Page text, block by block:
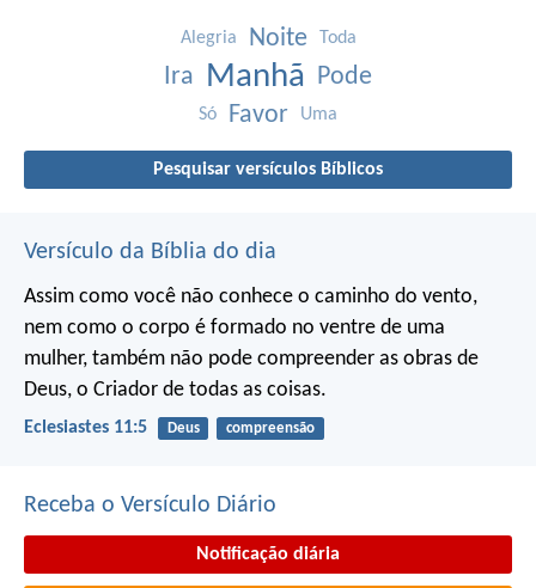
Alegria Noite Toda
Ira Manhã Pode
Só Favor Uma
Pesquisar versículos Bíblicos
Versículo da Bíblia do dia
Assim como você não conhece o caminho do vento,
nem como o corpo é formado no ventre de uma
mulher, também não pode compreender as obras de
Deus, o Criador de todas as coisas.
Eclesiastes 11:5 Deus compreensão
Receba o Versículo Diário
Notificação diária